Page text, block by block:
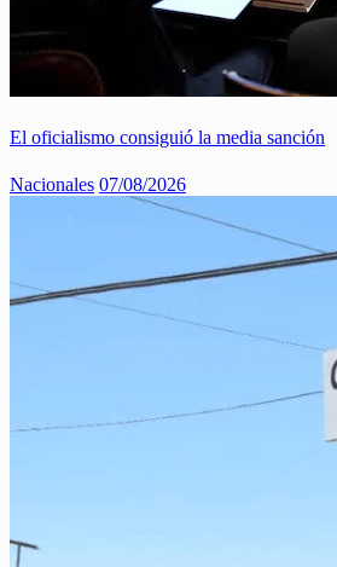
El oficialismo consiguió la media sanción
Nacionales 07/08/2026